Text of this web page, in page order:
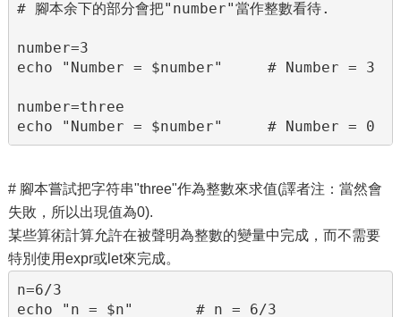
# 腳本余下的部分會把"number"當作整數看待
number=3
echo "Number = $number"     # Number = 3
number=three
echo "Number = $number"     # Number = 0
# 腳本嘗試把字符串"three"作為整數來求值(譯者注：當然會
失敗，所以出現值為0).
某些算術計算允許在被聲明為整數的變量中完成，而不需要
特別使用expr或let來完成。
n=6/3
echo "n = $n"       # n = 6/3